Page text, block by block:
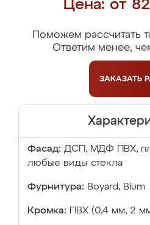
Цена: от
Поможем рассчитать
Ответим менее,
ЗАКАЗАТЬ
Фасад: ДСП, МДФ ПВХ,
любые виды стекла
Фурнитура: Boyard, Blum
Кромка: ПВХ (0,4 мм, 2